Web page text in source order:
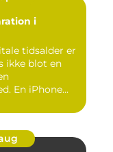
i
tidsalder er
ikke blot en
En iPhone...